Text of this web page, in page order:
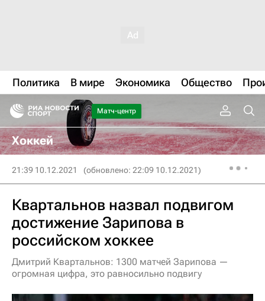
Политика В мире Экономика Общество
Матч-центр
Хоккей
21:39 10.12.2021 (обновлено: 22:09 10.12.2021)
Квартальнов назвал подвигом
достижение Зарипова в
российском хоккее
Дмитрий Квартальнов: 1300 матчей Зарипова —
огромная цифра, это равносильно подвигу